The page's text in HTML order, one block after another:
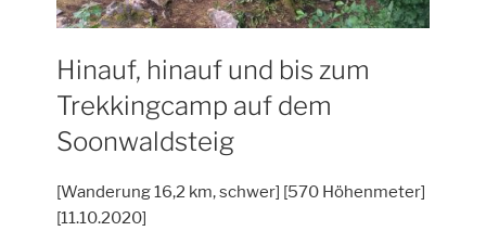
Hinauf, hinauf und bis zum
Trekkingcamp auf dem
Soonwaldsteig
[Wanderung 16,2 km, schwer] [570 Höhenmeter]
[11.10.2020]